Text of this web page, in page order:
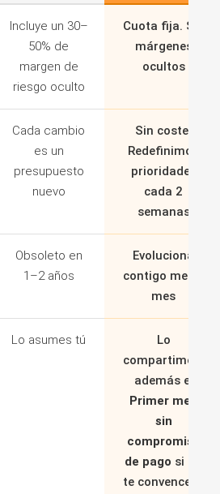
Incluye un 30–
50% de
margen de
riesgo oculto
Cuota fija. Sin
márgenes
ocultos
Cada cambio
es un
presupuesto
nuevo
Sin coste.
Redefinimos
prioridades
cada 2
semanas
Obsoleto en
1–2 años
Evoluciona
contigo mes a
mes
Lo asumes tú
Lo
compartimos,
además el
Primer mes
sin
compromiso
de pago si no
te convence lo